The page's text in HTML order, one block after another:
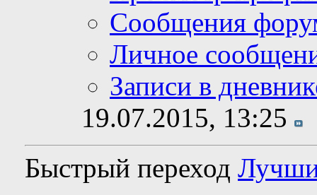
Сообщения
Личное
Записи в
19.07.2015, 13:25
Быстрый переход